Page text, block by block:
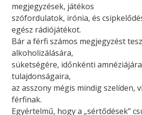
megjegyzések, játékos
szófordulatok, irónia, és
egész rádiójátékot.
Bár a férfi számos megjegyzést
alkoholizálására,
süketségére, időnkénti
tulajdonságaira,
az asszony mégis mindig szelíden,
férfinak.
Egyértelmű, hogy a „sértődések”